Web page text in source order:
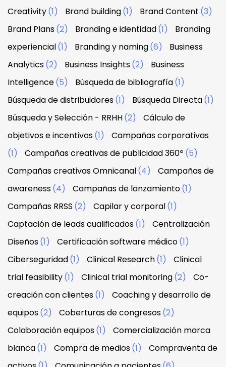
Creativity(1) Brand building(1) Brand Content (3)
Brand Plans(2) Branding e identidad(1)
Branding
experiencial(1) Branding y naming(6)
Business
Analytics(2) Business Insights(2)
Business
Intelligence(5) Búsqueda de bibliografía(1)
Búsqueda de distribuidores(1) Búsqueda Directa(1)
Búsqueda y Selección - RRHH(2)
Cálculo de
objetivos e incentivos(1)
Campañas corporativas
(1)
Campañas creativas de publicidad 360º (5)
Campañas creativas Omnicanal(4)
Campañas de
awareness(4) Campañas de lanzamiento(1)
Campañas RRSS (2) Capilar y corporal(1)
Captación de leads cualificados(1)
Centralización
Diseños(1) Certificación software médico(1)
Ciberseguridad(1) Clinical Research(1)
Clinical
trial feasibility(1) Clinical trial monitoring(2)
Co-
creación con clientes(1)
Coaching y desarrollo de
equipos(2) Coberturas de congresos(2)
Colaboración equipos(1)
Comercialización marca
blanca(1) Compra de medios(1)
Compraventa de